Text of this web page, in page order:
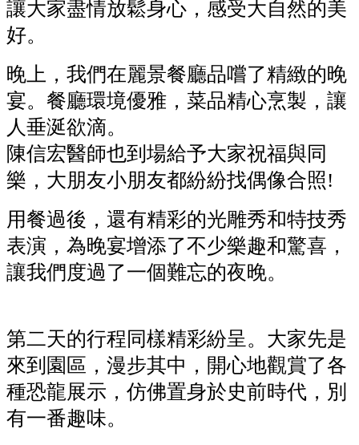
讓大家盡情放鬆身心，感受大自然的美
好。
晚上，我們在麗景餐廳品嚐了精緻的晚
宴。餐廳環境優雅，菜品精心烹製，讓
人垂涎欲滴。
陳信宏醫師也到場給予大家祝福與同
樂，大朋友小朋友都紛紛找偶像合照!
用餐過後，還有精彩的光雕秀和特技秀
表演，為晚宴增添了不少樂趣和驚喜，
讓我們度過了一個難忘的夜晚。
第二天的行程同樣精彩紛呈。大家先是
來到園區，漫步其中，開心地觀賞了各
種恐龍展示，仿佛置身於史前時代，別
有一番趣味。